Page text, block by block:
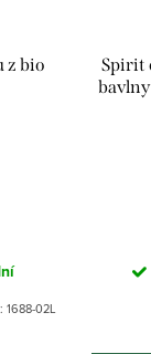
z bio
1688-02L
Spirit